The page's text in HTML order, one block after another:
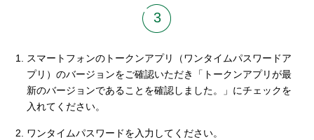
3
スマートフォンのトークンアプリ（ワンタイムパスワードア
プリ）のバージョンをご確認いただき「トークンアプリが最
新のバージョンであることを確認しました。」にチェックを
入れてください。
ワンタイムパスワードを入力してください。